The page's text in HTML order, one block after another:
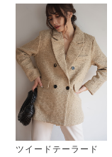
ツイードテーラード